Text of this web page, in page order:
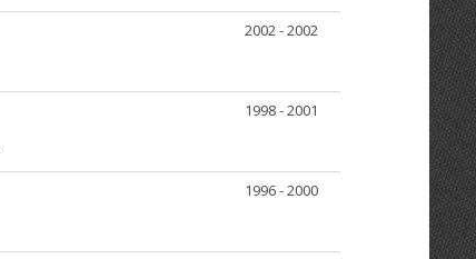
2002 - 2002
1998 - 2001
1996 - 2000